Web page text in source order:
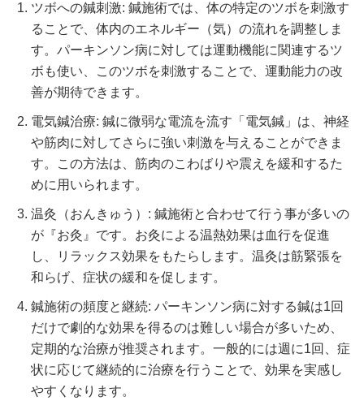
ツボへの鍼刺激: 鍼施術では、体の特定のツボを刺激す
ることで、体内のエネルギー（気）の流れを調整しま
す。パーキンソン病に対しては運動機能に関連するツ
ボも使い、このツボを刺激することで、運動能力の改
善が期待できます。
電気鍼治療: 鍼に微弱な電流を流す「電気鍼」は、神経
や筋肉に対してさらに強い刺激を与えることができま
す。この方法は、筋肉のこわばりや震えを緩和するた
めに用いられます。
温灸（おんきゅう）: 鍼施術と合わせて行う事が多いの
が『お灸』です。お灸による温熱効果は血行を促進
し、リラックス効果をもたらします。温灸は筋緊張を
和らげ、症状の緩和を促します。
鍼施術の頻度と継続: パーキンソン病に対する鍼は1回
だけで劇的な効果を得るのは難しい場合が多いため、
定期的な治療が推奨されます。一般的には週に1回、症
状に応じて継続的に治療を行うことで、効果を実感し
やすくなります。